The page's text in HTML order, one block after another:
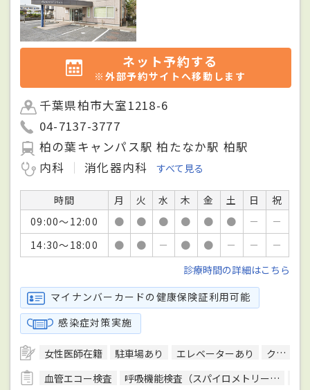
ネット予約する
※外部予約サイトへ移動します
千葉県柏市大室1218-6
04-7137-3777
柏の葉キャンパス駅 柏たなか駅 柏駅
内科
消化器内科 すべて見る
時間 月 火 水 木 金 土 日
祝
09:00～12:00
● ● ● ● ● ● －
－
14:30～18:00
● ● － ● ● － －
－
診療時間の詳細はこちら
マイナンバーカードの健康保険証利用可能
感染症対策実施
女性医師在籍 駐車場あり エレベーターあり
クレジットカード対応
血管エコー検査
呼吸機能検査（スパイロメトリー）